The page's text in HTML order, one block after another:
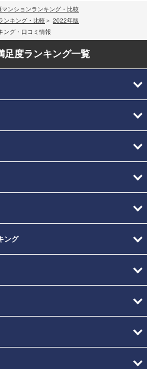
マンションランキング・比較
ンキング・比較
2022年版
ング・口コミ情報
足度ランキング一覧
ング